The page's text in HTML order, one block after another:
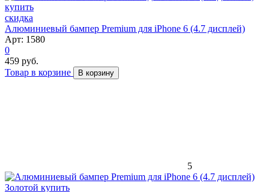
скидка
Алюминиевый бампер Premium для iPhone 6 (4.7 дисплей)
Арт: 1580
0
459 руб.
Товар в корзине
В корзину
5